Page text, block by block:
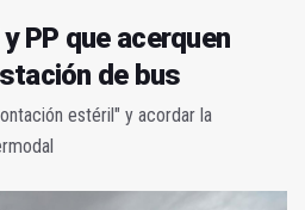
PP que acerquen
de bus
estéril" y acordar la